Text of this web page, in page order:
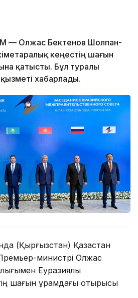
— Олжас Бектенов Шолпан-
кеңестің шағын
қатысты. Бұл туралы
хабарлады.
(Қырғызстан) Қазақстан
министрі Олжас
Еуразиялық
шағын құрамдағы отырысы